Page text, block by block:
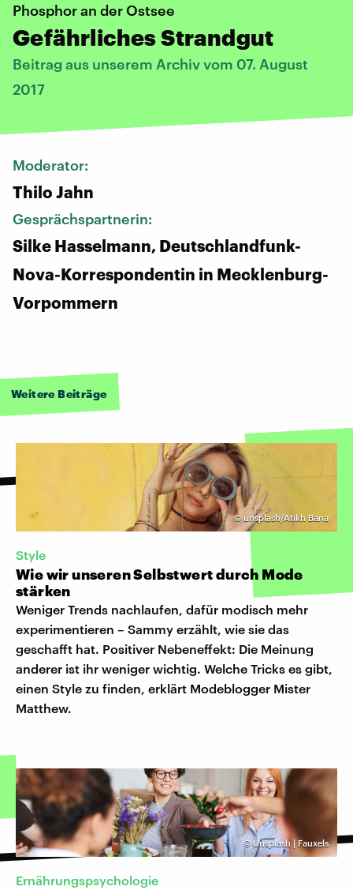
Phosphor an der Ostsee
Gefährliches Strandgut
Beitrag aus unserem Archiv vom 07. August
2017
Moderator:
Thilo Jahn
Gesprächspartnerin:
Silke Hasselmann, Deutschlandfunk-
Nova-Korrespondentin in Mecklenburg-
Vorpommern
Weitere Beiträge
©unsplash/Atikh Bana
Style
Wie wir unseren Selbstwert durch Mode
stärken
Weniger Trends nachlaufen, dafür modisch mehr
experimentieren – Sammy erzählt, wie sie das
geschafft hat. Positiver Nebeneffekt: Die Meinung
anderer ist ihr weniger wichtig. Welche Tricks es gibt,
einen Style zu finden, erklärt Modeblogger Mister
Matthew.
©Unsplash | Fauxels
Ernährungspsychologie